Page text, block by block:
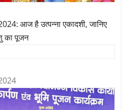
आज है उत्पन्ना एकादशी, जानिए
का पूजन